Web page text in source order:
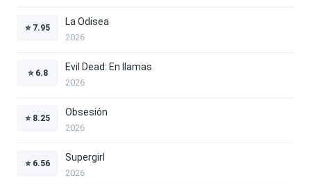
⭐ 7.95
La Odisea
2026
⭐ 6.8
Evil Dead: En llamas
2026
⭐ 8.25
Obsesión
2026
⭐ 6.56
Supergirl
2026